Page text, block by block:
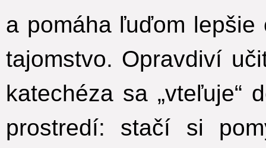
a pomáha ľuďom
tajomstvo. Opravdiví
katechéza sa „vteľuje“
prostredí: stačí si